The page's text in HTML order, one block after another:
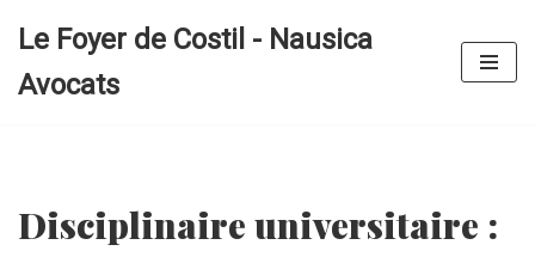
au
Le Foyer de Costil - Nausica
Avocats
Disciplinaire universitaire :